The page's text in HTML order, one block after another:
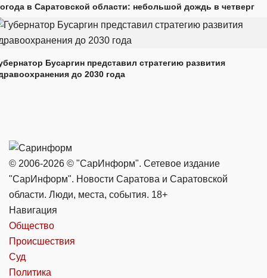
в Саратовской области: небольшой дождь в четверг
Бусаргин представил стратегию развития
до 2030 года
© 2006-2026 © "СарИнформ". Сетевое издание
"СарИнформ". Новости Саратова и Саратовской
области. Люди, места, события. 18+
Навигация
Общество
Происшествия
Суд
Политика